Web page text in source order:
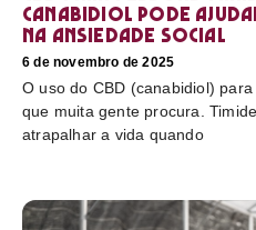
canabidiol pode
na ansiedade social
6 de novembro de 2025
O uso do CBD (canabidiol)
que muita gente procura.
atrapalhar a vida quando